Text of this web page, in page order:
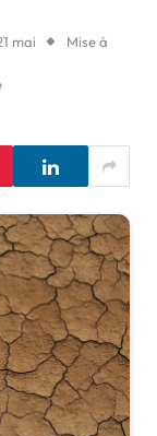
mai Mise à